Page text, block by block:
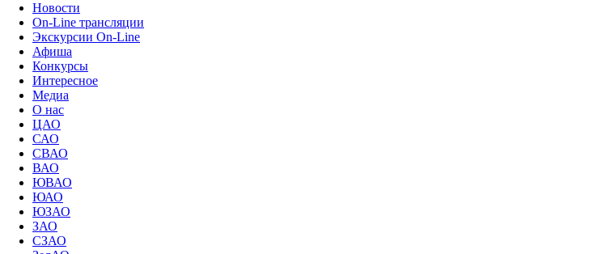
Новости
On-Line трансляции
Экскурсии On-Line
Афиша
Конкурсы
Интересное
Медиа
О нас
ЦАО
САО
СВАО
ВАО
ЮВАО
ЮАО
ЮЗАО
ЗАО
СЗАО